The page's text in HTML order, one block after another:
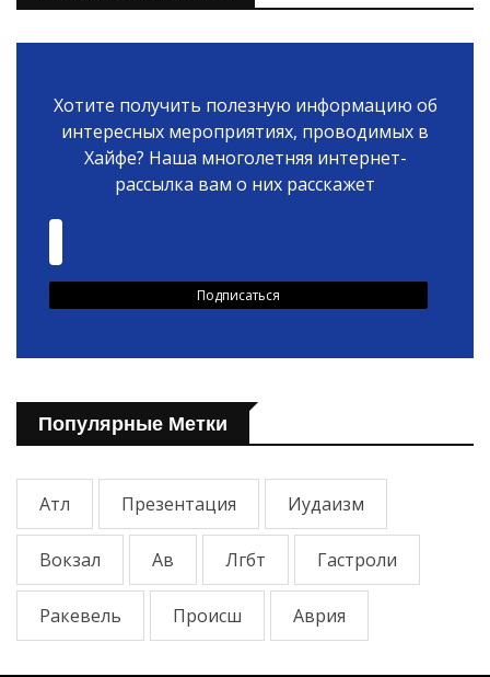
Хотите получить полезную информацию об
интересных мероприятиях, проводимых в
Хайфе? Наша многолетняя интернет-
рассылка вам о них расскажет
Популярные Метки
Атл Презентация Иудаизм
Вокзал Ав Лгбт Гастроли
Ракевель Происш Аврия